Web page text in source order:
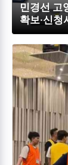
민경선 고
확보·신청